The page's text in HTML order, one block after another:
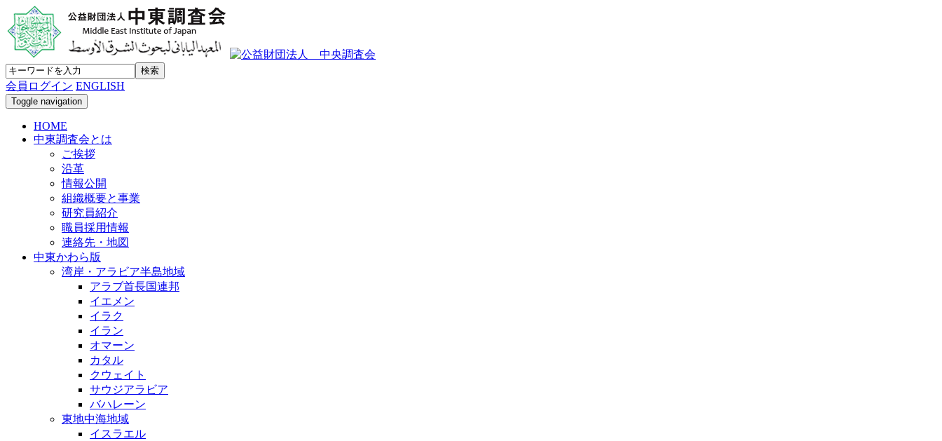
会員ログイン ENGLISH
Toggle navigation
HOME
中東調査会とは
ご挨拶
沿革
情報公開
組織概要と事業
研究員紹介
職員採用情報
連絡先・地図
中東かわら版
湾岸・アラビア半島地域
アラブ首長国連邦
イエメン
イラク
イラン
オマーン
カタル
クウェイト
サウジアラビア
バハレーン
東地中海地域
イスラエル